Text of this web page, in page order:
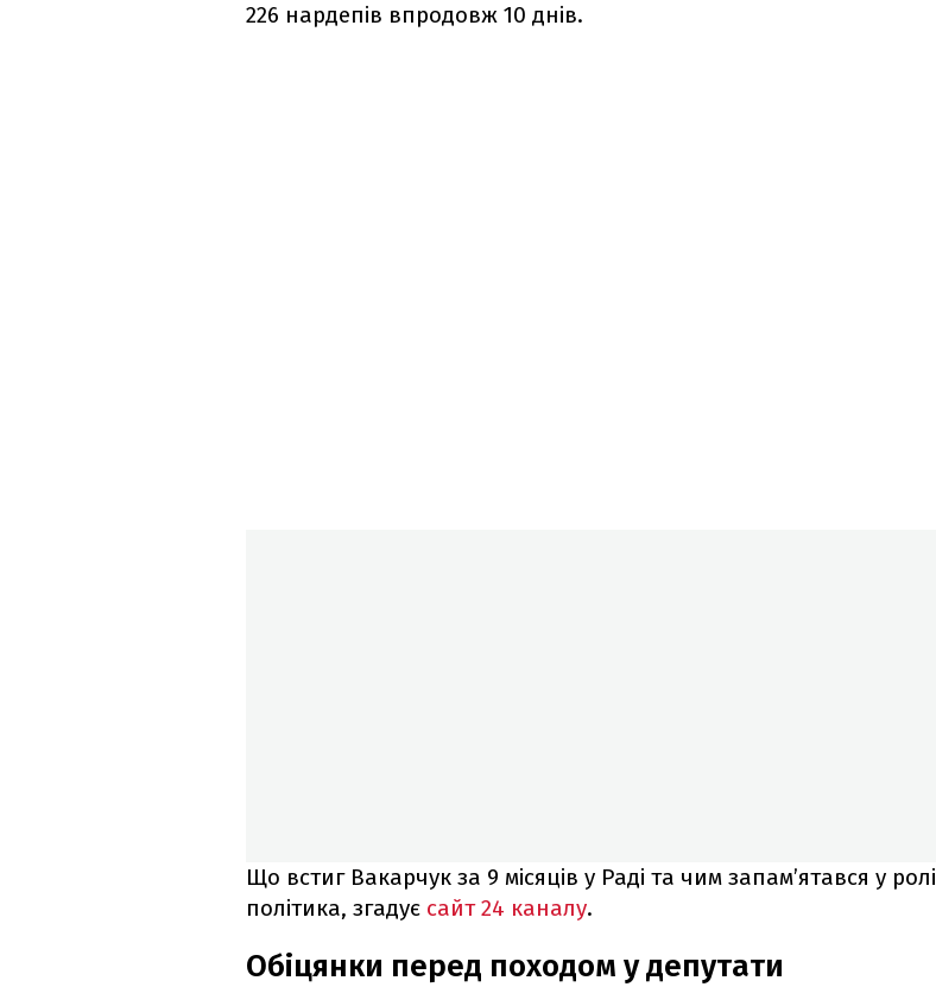
226 нардепів впродовж 10 днів.
Що встиг Вакарчук за 9 місяців у Раді та чим запам’ятався у ролі
політика, згадує сайт 24 каналу.
Обіцянки перед походом у депутати